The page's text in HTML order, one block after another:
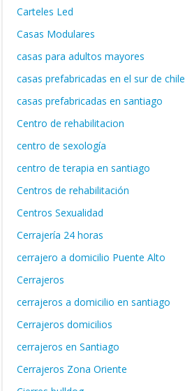
Carteles Led
Casas Modulares
casas para adultos mayores
casas prefabricadas en el sur de chile
casas prefabricadas en santiago
Centro de rehabilitacion
centro de sexología
centro de terapia en santiago
Centros de rehabilitación
Centros Sexualidad
Cerrajería 24 horas
cerrajero a domicilio Puente Alto
Cerrajeros
cerrajeros a domicilio en santiago
Cerrajeros domicilios
cerrajeros en Santiago
Cerrajeros Zona Oriente